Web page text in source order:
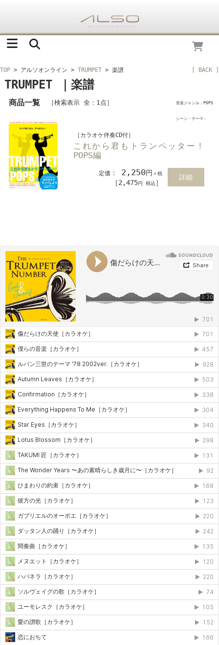
TOP > アルソオンライン > TRUMPET > 楽譜 [ BACK ]
TRUMPET ｜楽譜
音楽ジャンル：POPS
シーン・テーマ：
商品一覧 ［検索表示 全：1点］
［カラオケ伴奏CD付］
これから君もトランペッター！
POPS編
定価 ： 2,250円 ＋税
［2,475円 税込 ］
詳細